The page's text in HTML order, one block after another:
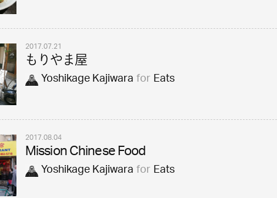
2017.07.21
もりやま屋
Yoshikage KajiwaraforEats
2017.08.04
Mission Chinese Food
Yoshikage KajiwaraforEats